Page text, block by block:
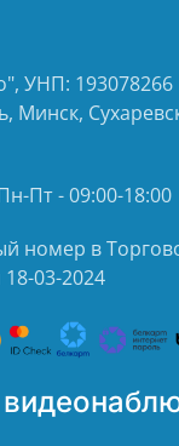
УНП: 193078266
Минск,
Пт - 09:00-18:00
номер в
03-2024